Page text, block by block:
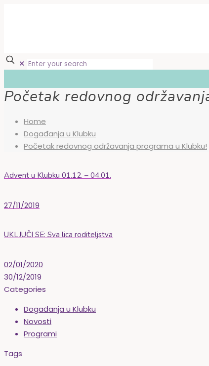
✕
Početak redovnog
Home
Događanja u Klubku
Početak redovnog održavanja programa u Klubku!
Advent u Klubku 01.12. – 04.01.
27/11/2019
UKLJUČI SE: Sva lica roditeljstva
02/01/2020
30/12/2019
Categories
Događanja u Klubku
Novosti
Programi
Tags